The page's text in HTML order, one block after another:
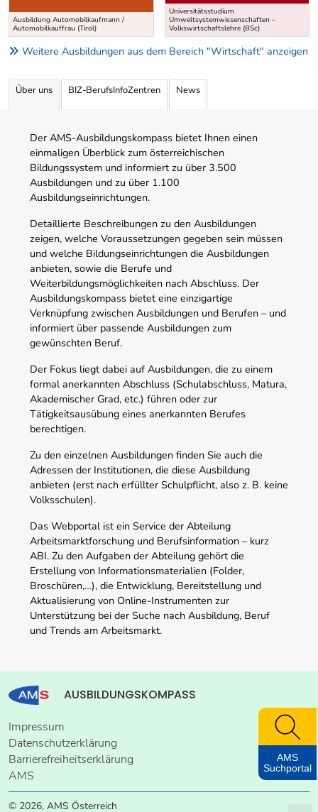
Ausbildung Automobilkaufmann /
Automobilkauffrau (Tirol)
Universitätsstudium
Umweltsystemwissenschaften -
Volkswirtschaftslehre (BSc)
Weitere Ausbildungen aus dem Bereich "Wirtschaft" anzeigen
Über uns BIZ-BerufsInfoZentren News
Der AMS-Ausbildungskompass bietet Ihnen einen
einmaligen Überblick zum österreichischen
Bildungssystem und informiert zu über 3.500
Ausbildungen und zu über 1.100
Ausbildungseinrichtungen.
Detaillierte Beschreibungen zu den Ausbildungen
zeigen, welche Voraussetzungen gegeben sein müssen
und welche Bildungseinrichtungen die Ausbildungen
anbieten, sowie die Berufe und
Weiterbildungsmöglichkeiten nach Abschluss. Der
Ausbildungskompass bietet eine einzigartige
Verknüpfung zwischen Ausbildungen und Berufen – und
informiert über passende Ausbildungen zum
gewünschten Beruf.
Der Fokus liegt dabei auf Ausbildungen, die zu einem
formal anerkannten Abschluss (Schulabschluss, Matura,
Akademischer Grad, etc.) führen oder zur
Tätigkeitsausübung eines anerkannten Berufes
berechtigen.
Zu den einzelnen Ausbildungen finden Sie auch die
Adressen der Institutionen, die diese Ausbildung
anbieten (erst nach erfüllter Schulpflicht, also z. B. keine
Volksschulen).
Das Webportal ist ein Service der Abteilung
Arbeitsmarktforschung und Berufsinformation – kurz
ABI. Zu den Aufgaben der Abteilung gehört die
Erstellung von Informationsmaterialien (Folder,
Broschüren,…), die Entwicklung, Bereitstellung und
Aktualisierung von Online-Instrumenten zur
Unterstützung bei der Suche nach Ausbildung, Beruf
und Trends am Arbeitsmarkt.
AUSBILDUNGSKOMPASS
Impressum
Datenschutzerklärung
Barrierefreiheitserklärung
AMS
© 2026, AMS Österreich
AMS
Suchportal